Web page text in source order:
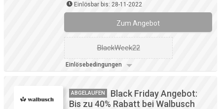
Einlösbar bis: 28-11-2022
Zum Angebot
BlackWeek22
Einlösebedingungen
ABGELAUFEN
Black Friday Angebot:
Bis zu 40% Rabatt bei Walbusch